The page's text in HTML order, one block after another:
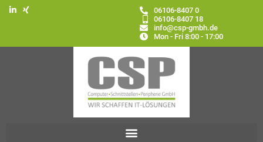
06106-8407 0
06106-8407 18
info@csp-gmbh.de
Mon - Fri 8:00 - 17:00